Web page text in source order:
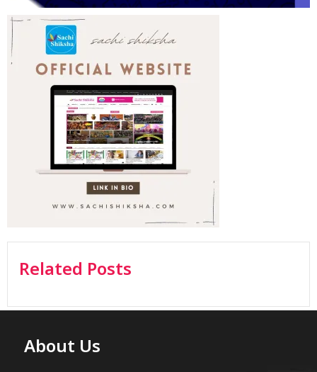
Related Posts
About Us